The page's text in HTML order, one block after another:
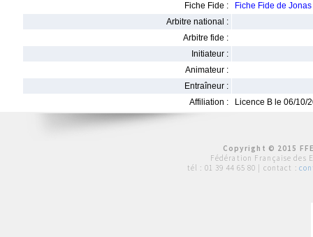
Fiche Fide :
Fiche Fide de Jonas
Arbitre national :
Arbitre fide :
Initiateur :
Animateur :
Entraîneur :
Affiliation :
Licence B le 06/10/
Copyright © 2015
Fédération Française des
tél : 01 39 44 65 80 | contact :